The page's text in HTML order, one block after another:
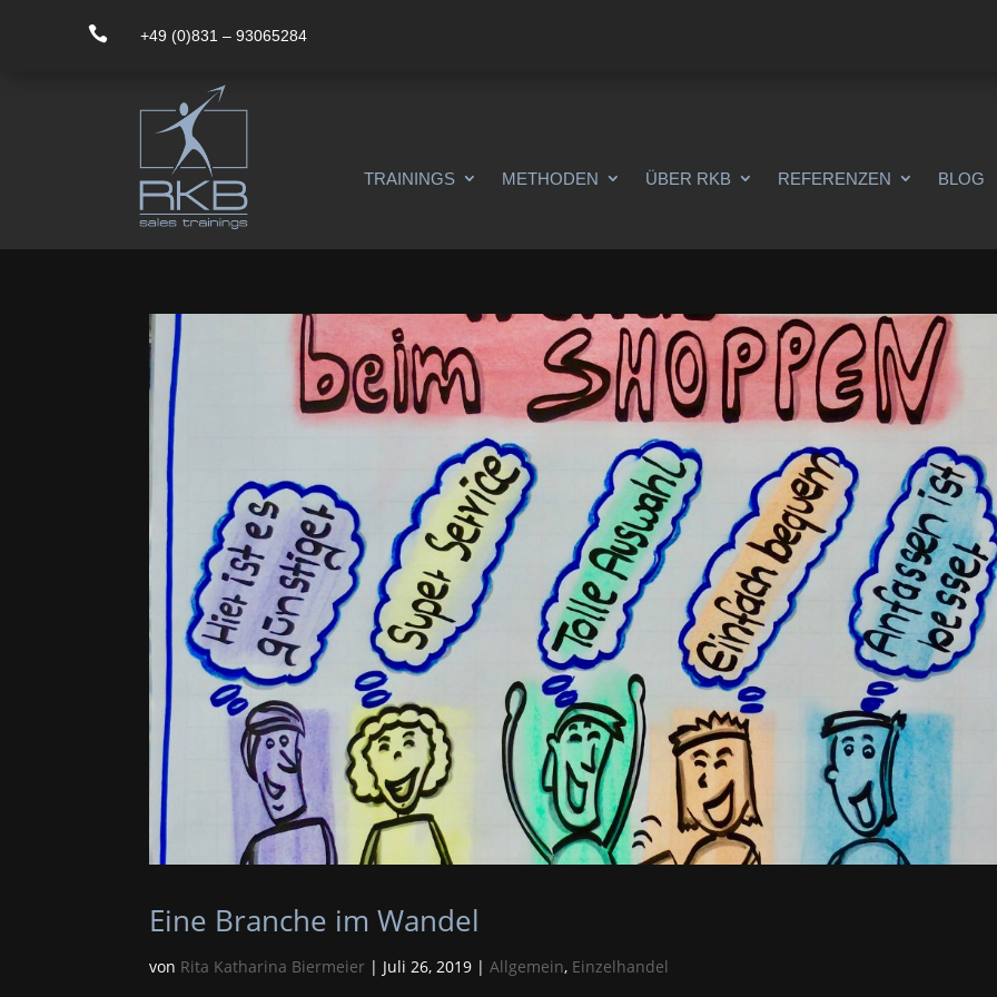
 +49 (0)831 – 93065284
TRAININGS METHODEN ÜBER RKB REFERENZEN BLOG
Eine Branche im Wandel
von Rita Katharina Biermeier | Juli 26, 2019 |Allgemein, Einzelhandel